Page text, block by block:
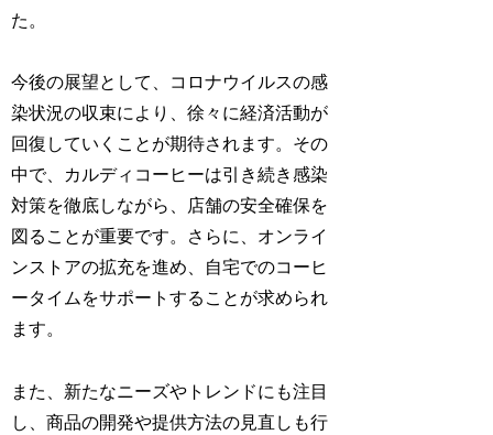
た。
今後の展望として、コロナウイルスの感
染状況の収束により、徐々に経済活動が
回復していくことが期待されます。その
中で、カルディコーヒーは引き続き感染
対策を徹底しながら、店舗の安全確保を
図ることが重要です。さらに、オンライ
ンストアの拡充を進め、自宅でのコーヒ
ータイムをサポートすることが求められ
ます。
また、新たなニーズやトレンドにも注目
し、商品の開発や提供方法の見直しも行